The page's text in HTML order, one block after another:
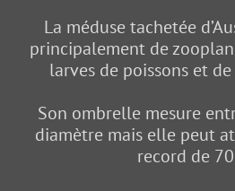
La méduse tachetée
principalement de
larves de poissons et
Son ombrelle mesure
diamètre mais elle peut
record de